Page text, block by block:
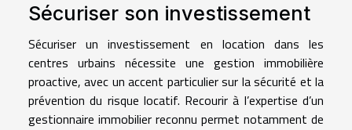
Sécuriser son investissement
Sécuriser un investissement en location dans les
centres urbains nécessite une gestion immobilière
proactive, avec un accent particulier sur la sécurité et la
prévention du risque locatif. Recourir à l’expertise d’un
gestionnaire immobilier reconnu permet notamment de